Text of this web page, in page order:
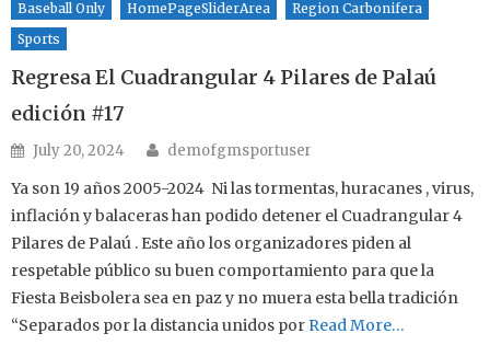
Baseball Only HomePageSliderArea
Region Carbonifera
Sports
Regresa El Cuadrangular 4 Pilares de Palaú
edición #17
Posted on
July 20, 2024 Author
demofgmsportuser
Ya son 19 años 2005-2024 Ni las tormentas, huracanes , virus,
inflación y balaceras han podido detener el Cuadrangular 4
Pilares de Palaú . Este año los organizadores piden al
respetable público su buen comportamiento para que la
Fiesta Beisbolera sea en paz y no muera esta bella tradición
“Separados por la distancia unidos por Read More…